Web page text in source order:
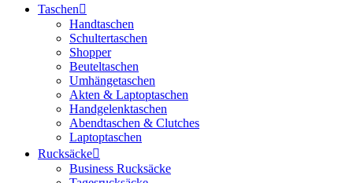
Taschen
Handtaschen
Schultertaschen
Shopper
Beuteltaschen
Umhängetaschen
Akten & Laptoptaschen
Handgelenktaschen
Abendtaschen & Clutches
Laptoptaschen
Rucksäcke
Business Rucksäcke